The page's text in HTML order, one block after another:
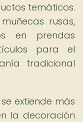
temáticos.
rusas,
en prendas
para el
tradicional
extiende más
la decoración